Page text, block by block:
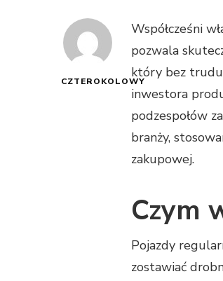
CZTEROKOLOWY
Współcześni
pozwala
który bez trudu
inwestora
podzespołów
branży,
zakupowej.
Czym
Pojazdy
zostawiać